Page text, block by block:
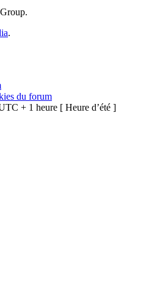
.
du forum
+ 1 heure [ Heure d’été ]